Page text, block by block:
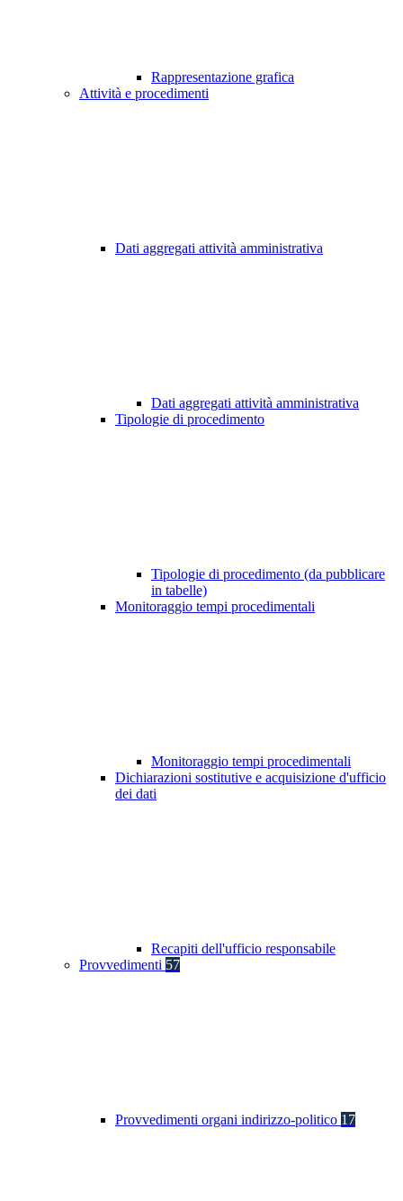
Rappresentazione grafica
Attività e procedimenti
Dati aggregati attività amministrativa
Dati aggregati attività amministrativa
Tipologie di procedimento
Tipologie di procedimento (da pubblicare
in tabelle)
Monitoraggio tempi procedimentali
Monitoraggio tempi procedimentali
Dichiarazioni sostitutive e acquisizione d'ufficio
dei dati
Recapiti dell'ufficio responsabile
Provvedimenti 57
Provvedimenti organi indirizzo-politico 17